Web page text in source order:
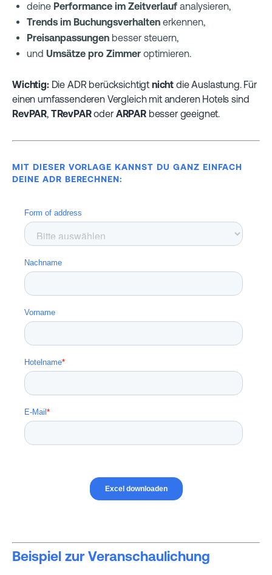
deine Performance im Zeitverlauf analysieren,
Trends im Buchungsverhalten erkennen,
Preisanpassungen besser steuern,
und Umsätze pro Zimmer optimieren.
Wichtig:Die ADR berücksichtigt nicht die Auslastung. Für
einen umfassenderen Vergleich mit anderen Hotels sind
RevPAR, TRevPARoder ARPARbesser geeignet.
MIT DIESER VORLAGE KANNST DU GANZ EINFACH
DEINE ADR BERECHNEN:
Beispiel zur Veranschaulichung